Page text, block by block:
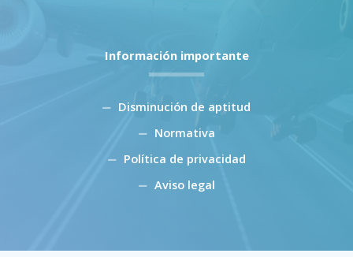
Información importante
Disminución de aptitud
Normativa
Política de privacidad
Aviso legal